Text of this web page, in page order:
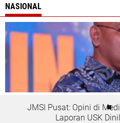
NASIONAL
JMSI Pusat: Opini di
Laporan USK